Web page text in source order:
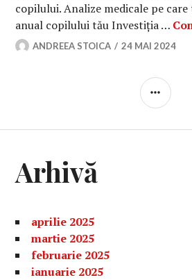
copilului. Analize medicale pe
anual copilului tău Investiția …
ANDREEA STOICA 24 MAI 2024
Arhivă
aprilie 2025
martie 2025
februarie 2025
ianuarie 2025